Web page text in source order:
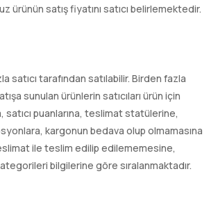
ürünün satış fiyatını satıcı belirlemektedir.
satıcı tarafından satılabilir. Birden fazla
sunulan ürünlerin satıcıları ürün için
puanlarına, teslimat statülerine,
kargonun bedava olup olmamasına
ile teslim edilip edilememesine,
bilgilerine göre sıralanmaktadır.